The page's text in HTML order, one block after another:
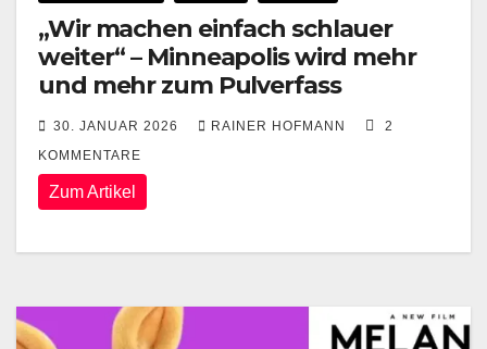
„Wir machen einfach schlauer
weiter“ – Minneapolis wird mehr
und mehr zum Pulverfass
30. JANUAR 2026 RAINER HOFMANN
2
KOMMENTARE
Zum Artikel